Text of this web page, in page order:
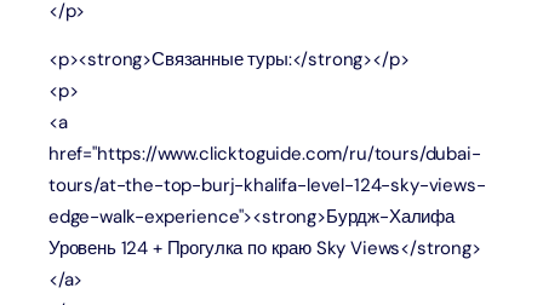
</p>
<p><strong>Связанные туры:</strong></p>
<p>
<a
href="https://www.clicktoguide.com/ru/tours/dubai-
tours/at-the-top-burj-khalifa-level-124-sky-views-
edge-walk-experience"><strong>Бурдж-Халифа
Уровень 124 + Прогулка по краю Sky Views</strong>
</a>